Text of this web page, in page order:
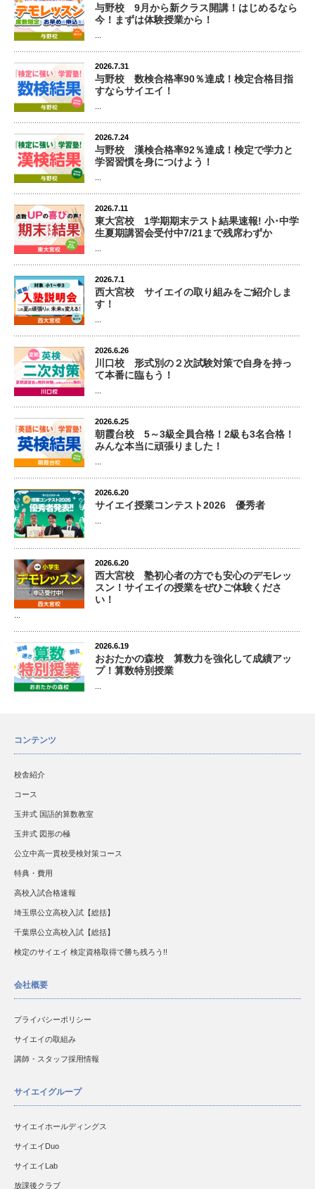
与野校 9月から新クラス開講！はじめるなら
今！まずは体験授業から！
2026.7.31
与野校 数検合格率90％達成！検定合格目指
すならサイエイ！
2026.7.24
与野校 漢検合格率92％達成！検定で学力と
学習習慣を身につけよう！
2026.7.11
東大宮校 1学期期末テスト結果速報! 小･中学
生夏期講習会受付中7/21まで残席わずか
2026.7.1
西大宮校 サイエイの取り組みをご紹介しま
す！
2026.6.26
川口校 形式別の２次試験対策で自身を持っ
て本番に臨もう！
2026.6.25
朝霞台校 5～3級全員合格！2級も3名合格！
みんな本当に頑張りました！
2026.6.20
サイエイ授業コンテスト2026 優秀者
2026.6.20
西大宮校 塾初心者の方でも安心のデモレッ
スン！サイエイの授業をぜひご体験くださ
い！
2026.6.19
おおたかの森校 算数力を強化して成績アッ
プ！算数特別授業
コンテンツ
校舎紹介
コース
玉井式 国語的算数教室
玉井式 図形の極
公立中高一貫校受検対策コース
特典・費用
高校入試合格速報
埼玉県公立高校入試【総括】
千葉県公立高校入試【総括】
検定のサイエイ 検定資格取得で勝ち残ろう!!
会社概要
プライバシーポリシー
サイエイの取組み
講師・スタッフ採用情報
サイエイグループ
サイエイホールディングス
サイエイDuo
サイエイLab
放課後クラブ